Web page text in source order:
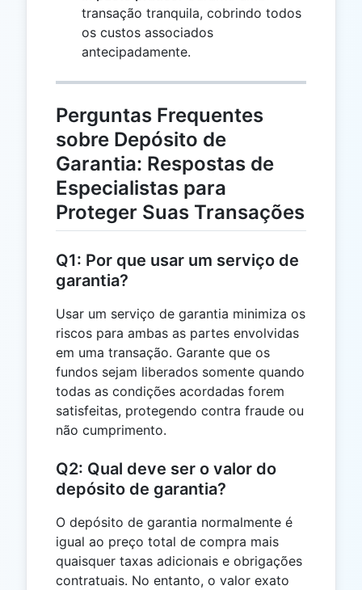
transação tranquila, cobrindo todos
os custos associados
antecipadamente.
Perguntas Frequentes
sobre Depósito de
Garantia: Respostas de
Especialistas para
Proteger Suas Transações
Q1: Por que usar um serviço de
garantia?
Usar um serviço de garantia minimiza os
riscos para ambas as partes envolvidas
em uma transação. Garante que os
fundos sejam liberados somente quando
todas as condições acordadas forem
satisfeitas, protegendo contra fraude ou
não cumprimento.
Q2: Qual deve ser o valor do
depósito de garantia?
O depósito de garantia normalmente é
igual ao preço total de compra mais
quaisquer taxas adicionais e obrigações
contratuais. No entanto, o valor exato